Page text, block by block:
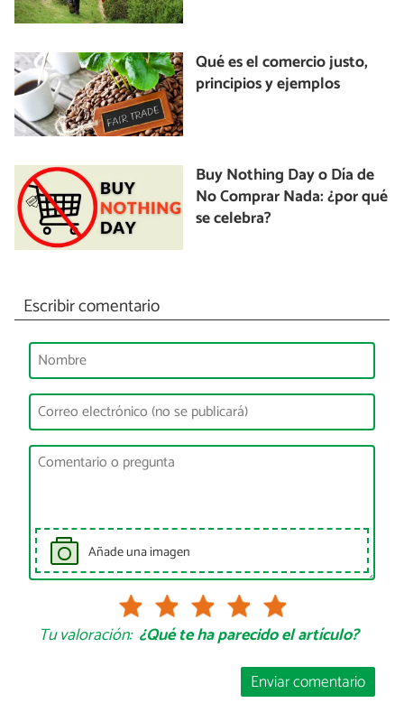
Qué es el comercio justo,
principios y ejemplos
Buy Nothing Day o Día de
No Comprar Nada: ¿por qué
se celebra?
Escribir comentario
Añade una imagen
Tu valoración: ¿Qué te ha parecido el artículo?
Enviar comentario